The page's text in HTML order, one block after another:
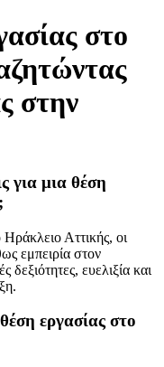
στο
στην
για μια θέση
Αττικής, οι
εμπειρία στον
δεξιότητες, ευελιξία και
εργασίας στο